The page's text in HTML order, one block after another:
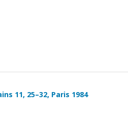
11, 25–32, Paris 1984